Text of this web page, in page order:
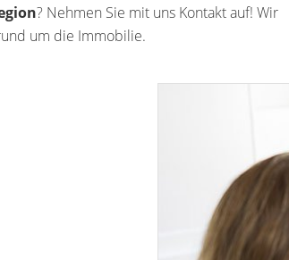
? Nehmen Sie mit uns Kontakt auf! Wir
um die Immobilie.